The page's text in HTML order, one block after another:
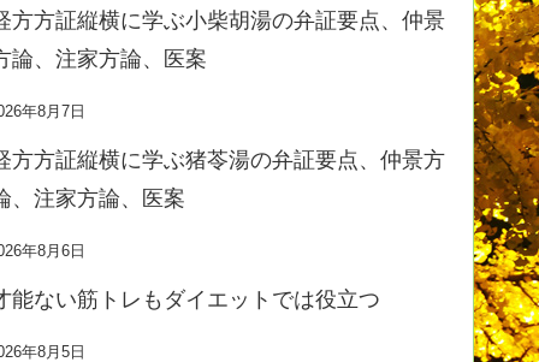
方方証縦横に学ぶ小柴胡湯の弁証要点、仲景
論、注家方論、医案
年8月7日
方方証縦横に学ぶ猪苓湯の弁証要点、仲景方
、注家方論、医案
年8月6日
能ない筋トレもダイエットでは役立つ
年8月5日